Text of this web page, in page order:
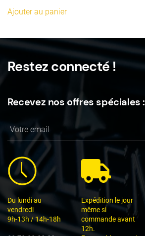
Ajouter au panier
Restez connecté !
Recevez nos offres spéciales :
Du lundi au
vendredi
9h-13h / 14h-18h
Expédition le jour
même si
commande avant
12h.